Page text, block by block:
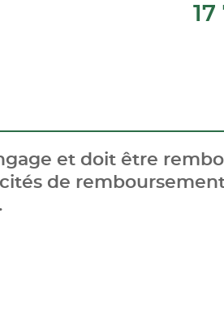
et doit être
de